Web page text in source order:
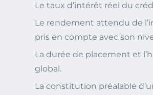
Le taux d’intérêt réel du
Le rendement attendu de
pris en compte avec son
La durée de placement et
global.
La constitution préalable